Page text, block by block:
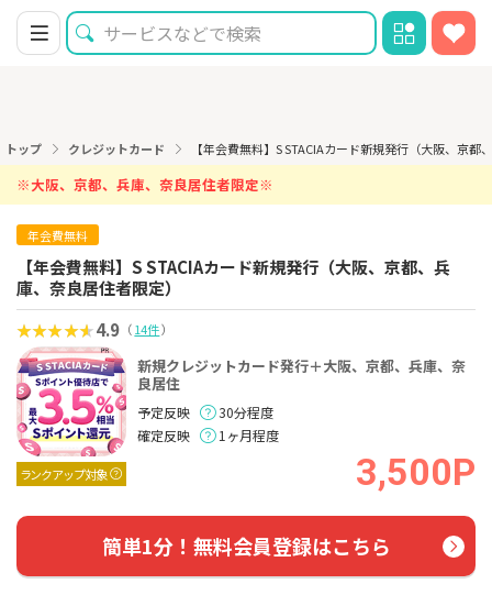
トップ クレジットカード 【年会費無料】S STACIAカード新規発行（大阪、京
※大阪、京都、兵庫、奈良居住者限定※
年会費無料
【年会費無料】S STACIAカード新規発行（大阪、京都、兵
庫、奈良居住者限定）
4.9 （14件）
ランクアップ対象
新規クレジットカード発行＋大阪、京都、兵庫、奈
良居住
予定反映
30分程度
確定反映
1ヶ月程度
3,500P
簡単1分！無料会員登録はこちら